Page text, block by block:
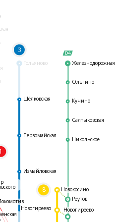
Гольяново
3
8
Железнодорожная
Ольгино
Кучино
Салтыковская
Никольское
Реутов
Измайловская
Первомайская
Щёлковская
Новогиреево
Новогиреево
Новокосино